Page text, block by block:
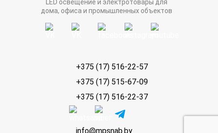
LED освещение и электротовары для
дома, офиса и промышленных объектов
+375 (17) 516-22-57
+375 (17) 515-67-09
+375 (17) 516-22-37
info@mpsnab.by